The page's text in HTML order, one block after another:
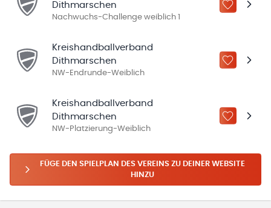
Dithmarschen
Nachwuchs-Challenge weiblich 1
ZU „MEINE
Kreishandballverband
Dithmarschen
NW-Endrunde-Weiblich
ZU „MEINE
Kreishandballverband
Dithmarschen
NW-Platzierung-Weiblich
ZU „MEINE
FÜGE DEN SPIELPLAN DES VEREINS ZU DEINER WEBSITE
HINZU